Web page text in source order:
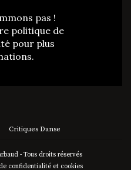
pas !
politique de
pour plus
Critiques Danse
- Tous droits réservés
confidentialité et cookies